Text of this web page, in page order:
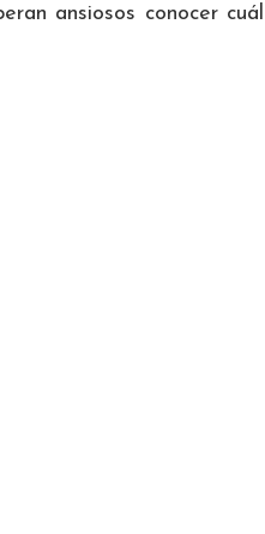
ansiosos conocer cuál